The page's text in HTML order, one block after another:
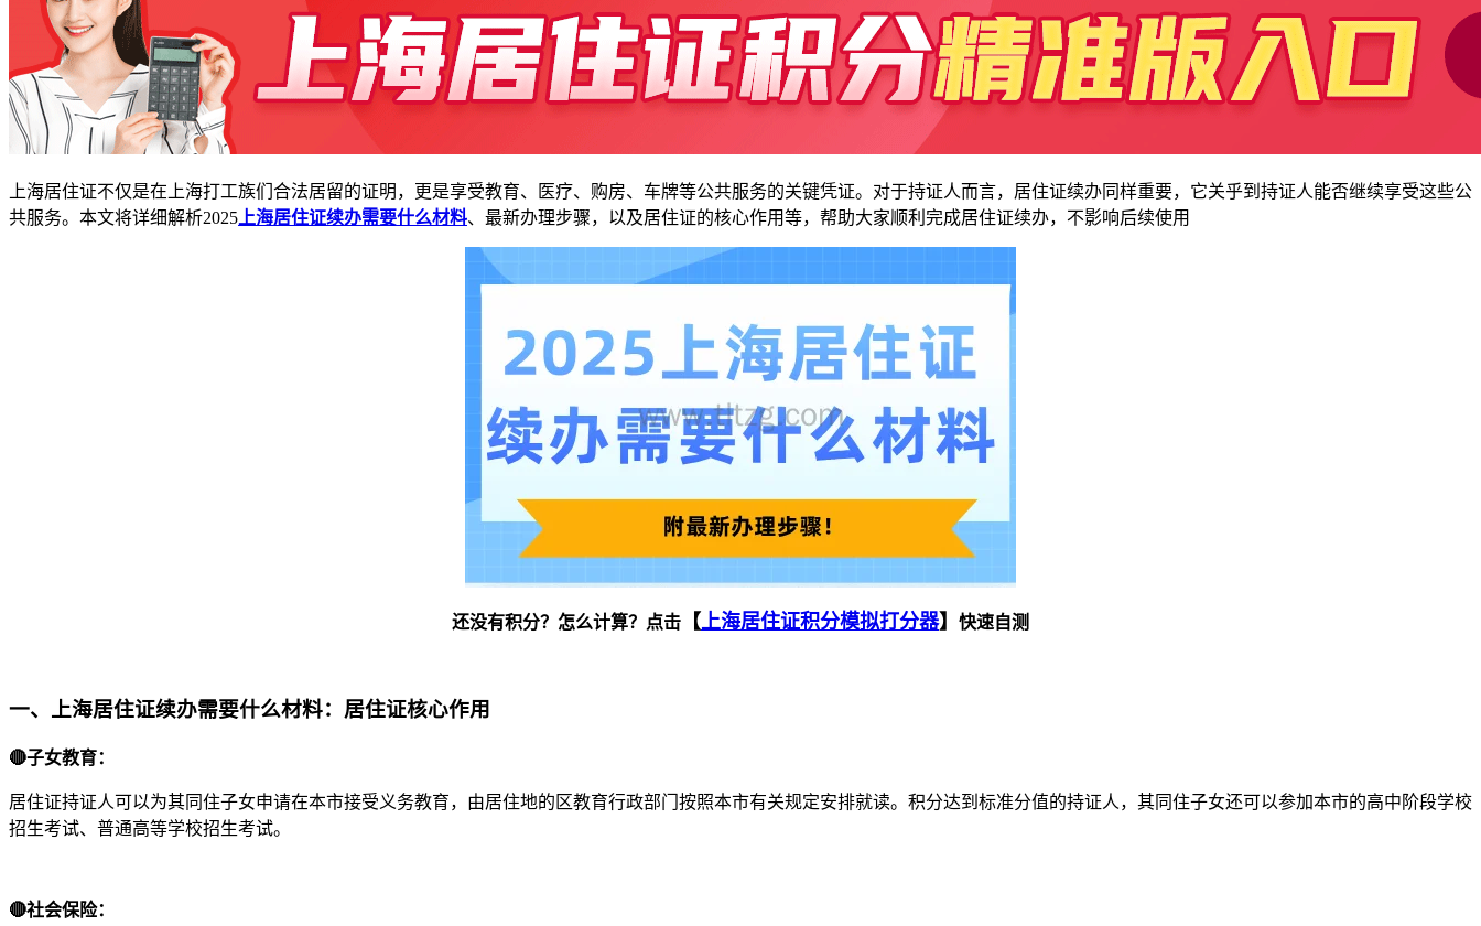
上海居住证不仅是在上海打工族们合法居留的证明，更是享受教育、医疗、购房、车牌等公共服务的关键凭证。对于持证人而言，居住证续办同样重要，它关乎到持证人能否继续享受这些公
共服务。本文将详细解析2025上海居住证续办需要什么材料、最新办理步骤，以及居住证的核心作用等，帮助大家顺利完成居住证续办，不影响后续使用
还没有积分？怎么计算？点击 【上海居住证积分模拟打分器】 快速自测
一、上海居住证续办需要什么材料：居住证核心作用
🔴子女教育：
居住证持证人可以为其同住子女申请在本市接受义务教育，由居住地的区教育行政部门按照本市有关规定安排就读。积分达到标准分值的持证人，其同住子女还可以参加本市的高中阶段学校
招生考试、普通高等学校招生考试。
🔴社会保险：